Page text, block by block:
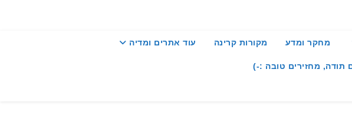
מחקר ומדע מקורות קרינה עוד אתרים ומדיה
תודה, מחזירים טובה :-)